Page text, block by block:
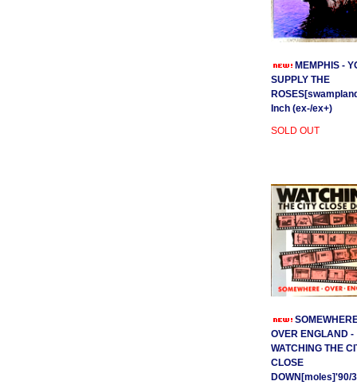
MEMPHIS -
SUPPLY THE
Inch (ex-/ex+)
SOLD OUT
OVER ENGLAND -
WATCHING THE
CLOSE
DOWN[moles]'90/